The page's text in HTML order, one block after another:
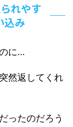
れやす
込み
に…
然返してくれ
ったのだろう